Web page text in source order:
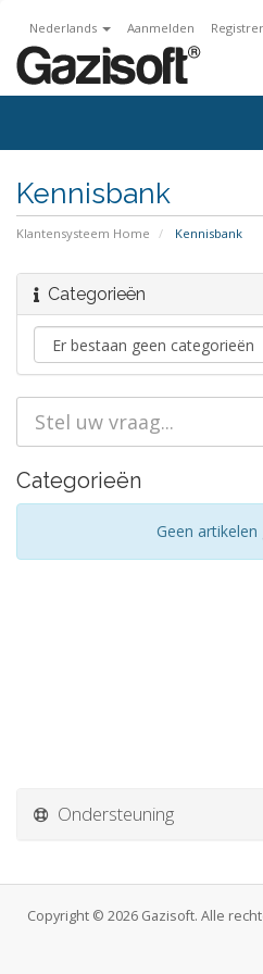
Nederlands Aanmelden
Kennisbank
Klantensysteem Home Kennisbank
Categorieën
Categorieën
Geen
Ondersteuning
Copyright © 2026 Gazisoft. Alle